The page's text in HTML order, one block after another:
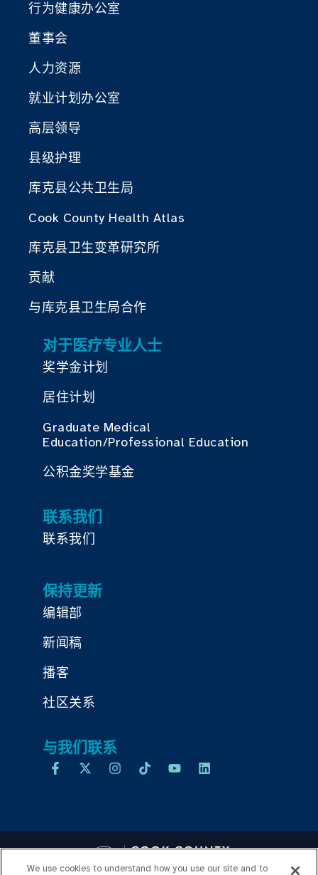
行为健康办公室
董事会
人力资源
就业计划办公室
高层领导
县级护理
库克县公共卫生局
Cook County Health Atlas
库克县卫生变革研究所
贡献
与库克县卫生局合作
对于医疗专业人士
奖学金计划
居住计划
Graduate Medical
Education/Professional Education
公积金奖学基金
联系我们
联系我们
保持更新
编辑部
新闻稿
播客
社区关系
与我们联系
We use cookies to understand how you use our site and to